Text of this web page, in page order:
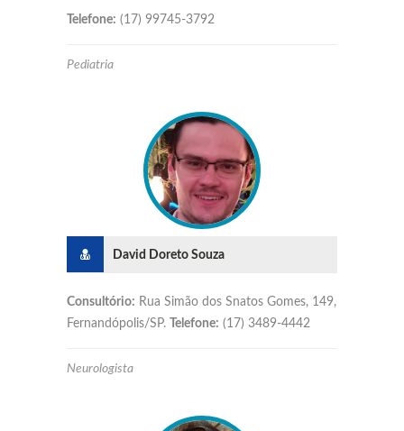
Telefone: (17) 99745-3792
Pediatria
David Doreto Souza
Consultório: Rua Simão dos Snatos Gomes, 149,
Fernandópolis/SP.
Telefone: (17) 3489-4442
Neurologista